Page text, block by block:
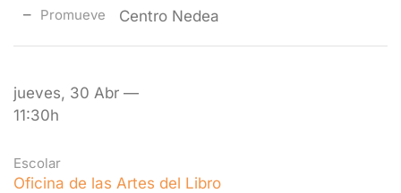
Promueve Centro Nedea
jueves, 30 Abr —
11:30h
Escolar
Oficina de las Artes del Libro